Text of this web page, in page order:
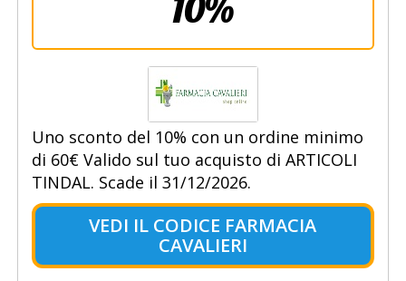
10%
Uno sconto del 10% con un ordine minimo
di 60€ Valido sul tuo acquisto di ARTICOLI
TINDAL. Scade il 31/12/2026.
VEDI IL CODICE FARMACIA
CAVALIERI